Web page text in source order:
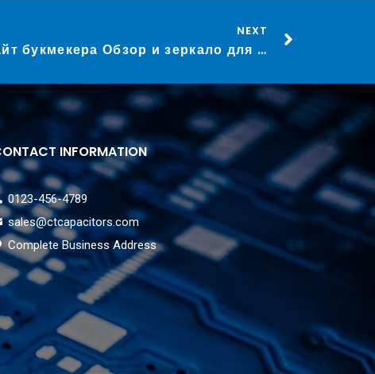
NEXT
1win официальный сайт букмекера Обзор и зеркало для входа.744
INFORMATION
0123-456-4789
sales@ctcapacitors.com
Complete Business Address